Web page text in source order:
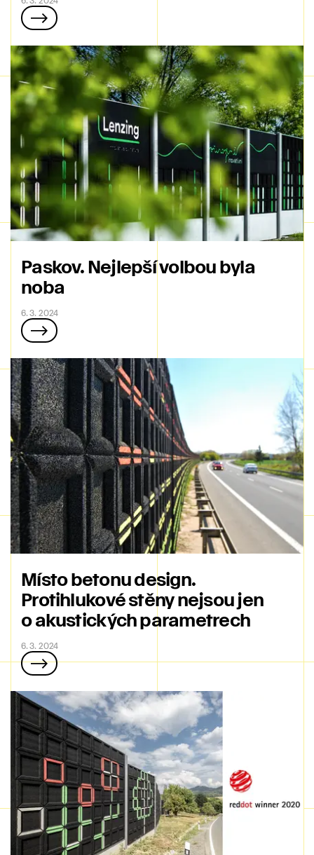
Paskov. Nejlepší volbou byla
noba
6. 3. 2024
Místo betonu design.
Protihlukové stěny nejsou jen
o akustických parametrech
6. 3. 2024